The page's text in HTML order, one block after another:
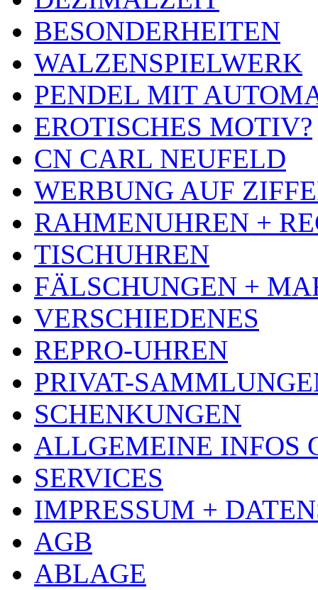
BESONDERHEITEN
WALZENSPIELWERK
PENDEL MIT
EROTISCHES MOTIV?
CN CARL NEUFELD
WERBUNG AUF
RAHMENUHREN +
TISCHUHREN
FÄLSCHUNGEN +
VERSCHIEDENES
REPRO-UHREN
PRIVAT-
SCHENKUNGEN
ALLGEMEINE INFOS
SERVICES
IMPRESSUM +
AGB
ABLAGE